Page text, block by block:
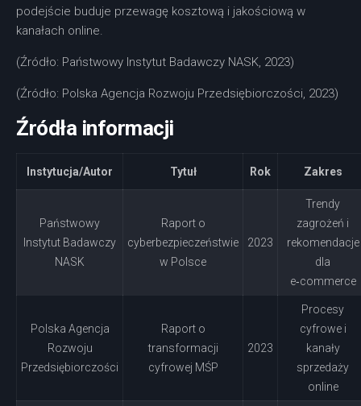
podejście buduje przewagę kosztową i jakościową w
kanałach online.
(Źródło: Państwowy Instytut Badawczy NASK, 2023)
(Źródło: Polska Agencja Rozwoju Przedsiębiorczości, 2023)
Źródła informacji
Instytucja/Autor Tytuł Rok Zakres
Państwowy
Instytut Badawczy
NASK
Raport o
cyberbezpieczeństwie
w Polsce
2023
Trendy
zagrożeń i
rekomendacje
dla
e‑commerce
Polska Agencja
Rozwoju
Przedsiębiorczości
Raport o
transformacji
cyfrowej MŚP
2023
Procesy
cyfrowe i
kanały
sprzedaży
online